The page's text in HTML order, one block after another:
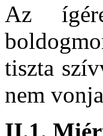
Az
tiszta
nem
II.1.